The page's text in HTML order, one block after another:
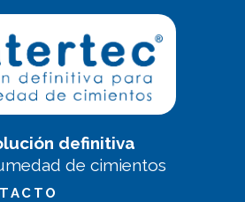
definitiva
de cimientos